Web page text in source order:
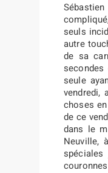
seuls
autre
de sa
seule
vendredi,
choses
de ce
dans le
Neuville,